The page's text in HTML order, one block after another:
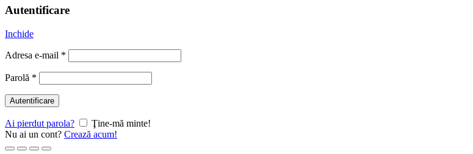
Autentificare
Inchide
Adresa e-mail *
Parolă *
Autentificare
Ai pierdut parola?
Ţine-mă minte!
Nu ai un cont? Crează acum!